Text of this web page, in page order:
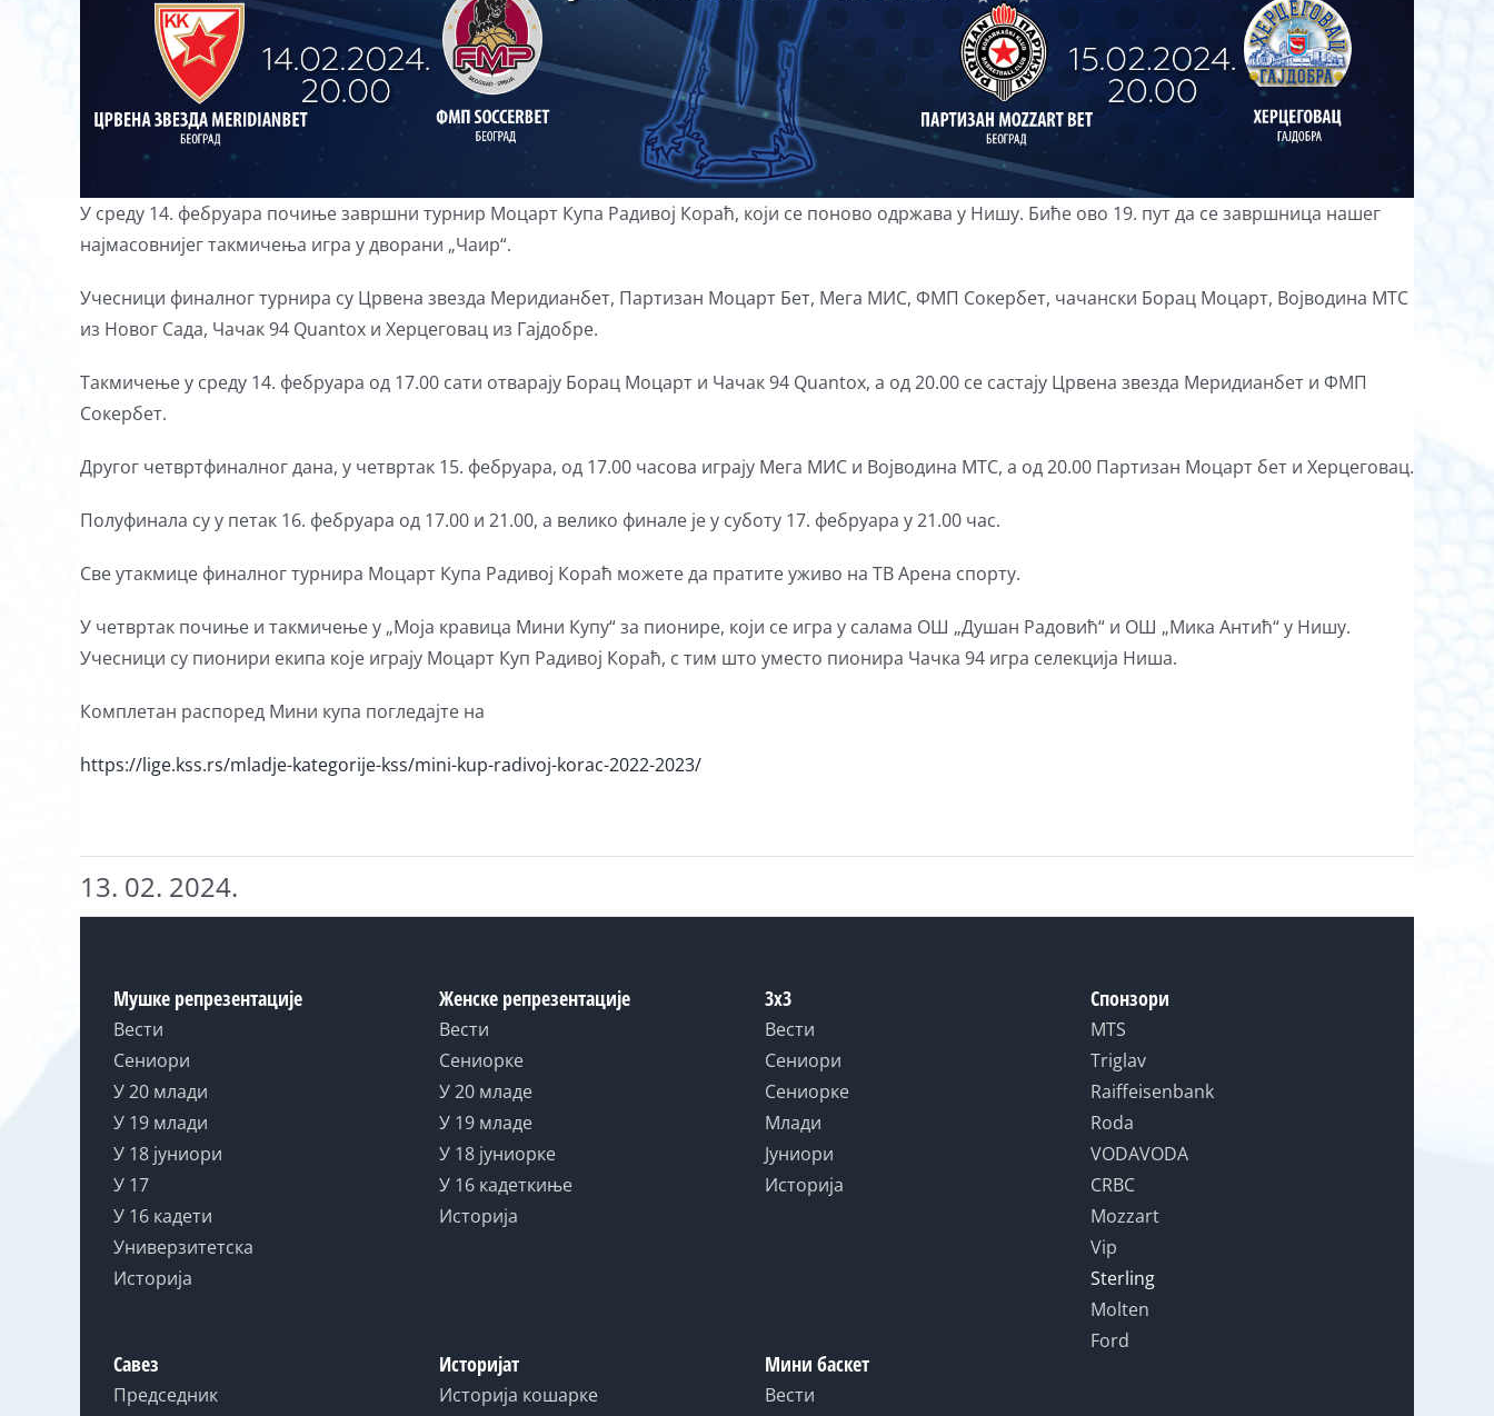
У среду 14. фебруара почиње завршни турнир Моцарт Купа Радивој Кораћ, који се поново одржава у Нишу. Биће ово 19. пут да се завршница нашег
најмасовнијег такмичења игра у дворани „Чаир“.
Учесници финалног турнира су Црвена звезда Меридианбет, Партизан Моцарт Бет, Мега МИС, ФМП Сокербет, чачански Борац Моцарт, Војводина МТС
из Новог Сада, Чачак 94 Quantox и Херцеговац из Гајдобре.
Такмичење у среду 14. фебруара од 17.00 сати отварају Борац Моцарт и Чачак 94 Quantox, а од 20.00 се састају Црвена звезда Меридианбет и ФМП
Сокербет.
Другог четвртфиналног дана, у четвртак 15. фебруара, од 17.00 часова играју Мега МИС и Војводина МТС, а од 20.00 Партизан Моцарт бет и Херцеговац.
Полуфинала су у петак 16. фебруара од 17.00 и 21.00, а велико финале је у суботу 17. фебруара у 21.00 час.
Све утакмице финалног турнира Моцарт Купа Радивој Кораћ можете да пратите уживо на ТВ Арена спорту.
У четвртак почиње и такмичење у „Моја кравица Мини Купу“ за пионире, који се игра у салама ОШ „Душан Радовић“ и ОШ „Мика Антић“ у Нишу.
Учесници су пионири екипа које играју Моцарт Куп Радивој Кораћ, с тим што уместо пионира Чачка 94 игра селекција Ниша.
Комплетан распоред Мини купа погледајте на
https://lige.kss.rs/mladje-kategorije-kss/mini-kup-radivoj-korac-2022-2023/
13. 02. 2024.
Мушке репрезентације
Вести
Сениори
У 20 млади
У 19 млади
У 18 јуниори
У 17
У 16 кадети
Универзитетска
Историја
Савез
Председник
Женске репрезентације
Вести
Сениорке
У 20 младе
У 19 младе
У 18 јуниорке
У 16 кадеткиње
Историја
Историјат
Историја кошарке
3x3
Вести
Сениори
Сениорке
Млади
Јуниори
Историја
Мини баскет
Вести
Спонзори
MTS
Triglav
Raiffeisenbank
Roda
VODAVODA
CRBC
Mozzart
Vip
Sterling
Molten
Ford